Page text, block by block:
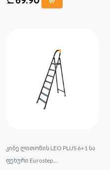
კიბე ლითონის LEO PLUS 6+1 სა
ფეხური Eurostep...